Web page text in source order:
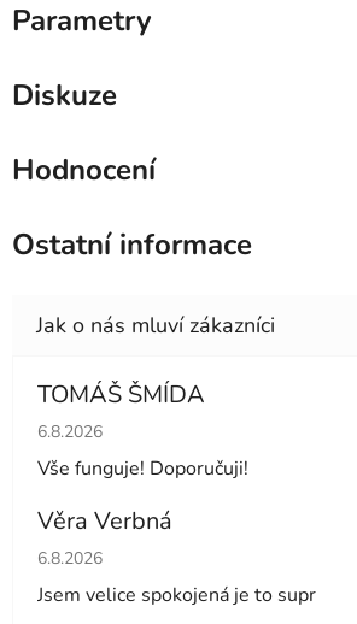
Parametry
Diskuze
Hodnocení
Ostatní informace
TOMÁŠ ŠMÍDA
Hodnocení obchodu je 5 z 5 hvězdiček.
6.8.2026
Vše funguje! Doporučuji!
Věra Verbná
Hodnocení obchodu je 5 z 5 hvězdiček.
6.8.2026
Jsem velice spokojená je to supr